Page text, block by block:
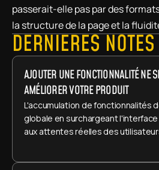
passerait-elle pas par des
la structure de la page et la
DERNIÈRES
AJOUTER UNE FONCTIONNALITÉ NE
AMÉLIORER VOTRE PRODUIT
L'accumulation de fonctionnalités
globale en surchargeant
aux attentes réelles des